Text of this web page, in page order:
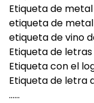
Etiqueta de
etiqueta de
etiqueta de vino
Etiqueta de
Etiqueta con el
Etiqueta de letra
......